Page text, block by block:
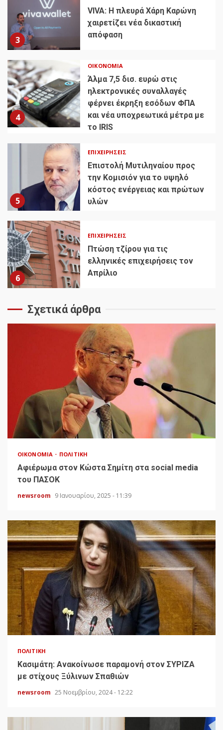
3
VIVA: Η πλευρά Χάρη Καρώνη
χαιρετίζει νέα δικαστική
απόφαση
4
ΟΙΚΟΝΟΜΊΑ
Άλμα 7,5 δισ. ευρώ στις
ηλεκτρονικές συναλλαγές
φέρνει έκρηξη εσόδων ΦΠΑ
και νέα υποχρεωτικά μέτρα με
το IRIS
5
ΕΠΙΧΕΙΡΉΣΕΙΣ
Επιστολή Μυτιληναίου προς
την Κομισιόν για το υψηλό
κόστος ενέργειας και πρώτων
υλών
6
ΕΠΙΧΕΙΡΉΣΕΙΣ
Πτώση τζίρου για τις
ελληνικές επιχειρήσεις τον
Απρίλιο
Σχετικά άρθρα
ΟΙΚΟΝΟΜΊΑ ΠΟΛΙΤΙΚΉ
Αφιέρωμα στον Κώστα Σημίτη στα social media
του ΠΑΣΟΚ
newsroom 9 Ιανουαρίου, 2025 - 11:39
ΠΟΛΙΤΙΚΉ
Κασιμάτη: Ανακοίνωσε παραμονή στον ΣΥΡΙΖΑ
με στίχους Ξύλινων Σπαθιών
newsroom 25 Νοεμβρίου, 2024 - 12:22